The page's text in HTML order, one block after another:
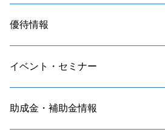
優待情報
イベント・セミナー
助成金・補助金情報